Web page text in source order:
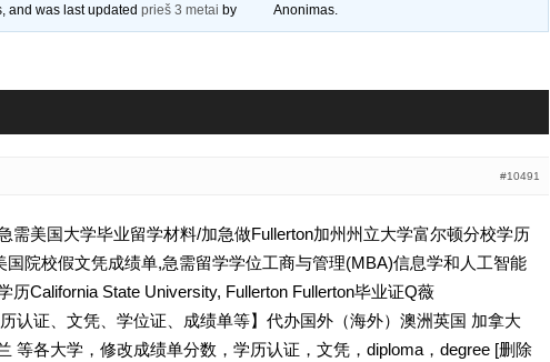
and was last updatedprieš 3 metai by Anonimas.
#10491
需美国大学毕业留学材料/加急做Fullerton加州州立大学富尔顿分校学历
国院校假文凭成绩单,急需留学学位工商与管理(MBA)信息学和人工智能
历California State University, Fullerton Fullerton毕业证Q薇
认证、文凭、学位证、成绩单等】代办国外（海外）澳洲英国 加拿大
等各大学，修改成绩单分数，学历认证，文凭，diploma，degree [删除